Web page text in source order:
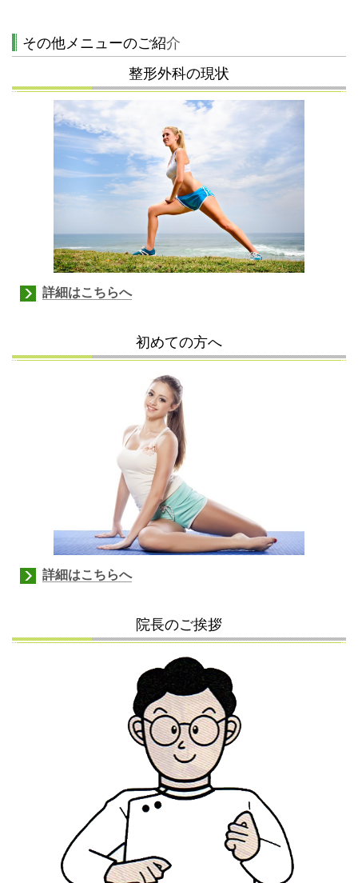
その他メニューのご紹介
整形外科の現状
詳細はこちらへ
初めての方へ
詳細はこちらへ
院長のご挨拶